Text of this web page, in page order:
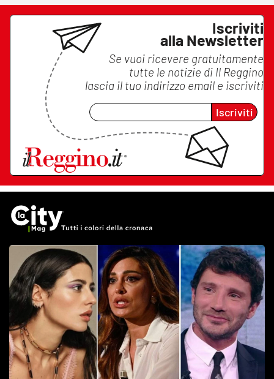
Iscriviti
alla Newsletter
Se vuoi ricevere gratuitamente
tutte le notizie di Il Reggino
lascia il tuo indirizzo email e iscriviti
Iscriviti